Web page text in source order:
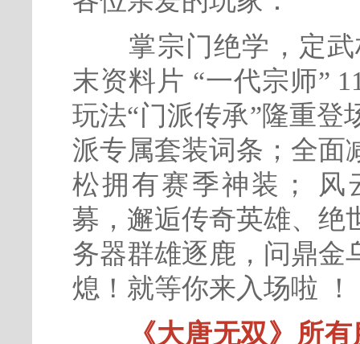
掌宗门绝学，定武
末资料片 “一代宗师”
玩法“门派传承”隆重登
派专属套装词条；全面
松拥有赛季神装； 风
募，邂逅传奇英雄、绝
务器群雄逐鹿，问鼎金
熄！就等你来入场啦 ！
《大唐无双》所